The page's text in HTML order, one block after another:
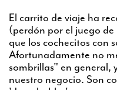
El carrito de viaje ha
(perdón por el juego
que los cochecitos con
Afortunadamente no
sombrillas" en general,
nuestro negocio. Son